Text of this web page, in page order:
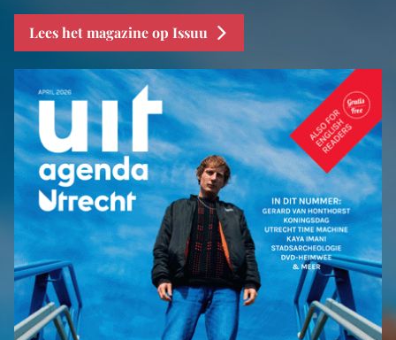
Lees het magazine op Issuu